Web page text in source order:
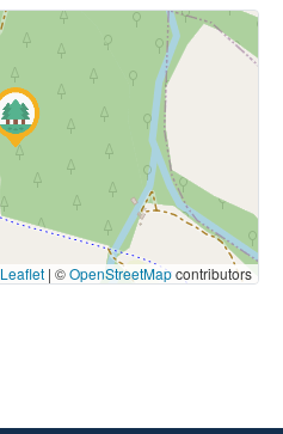
Leaflet | ©OpenStreetMapcontributors